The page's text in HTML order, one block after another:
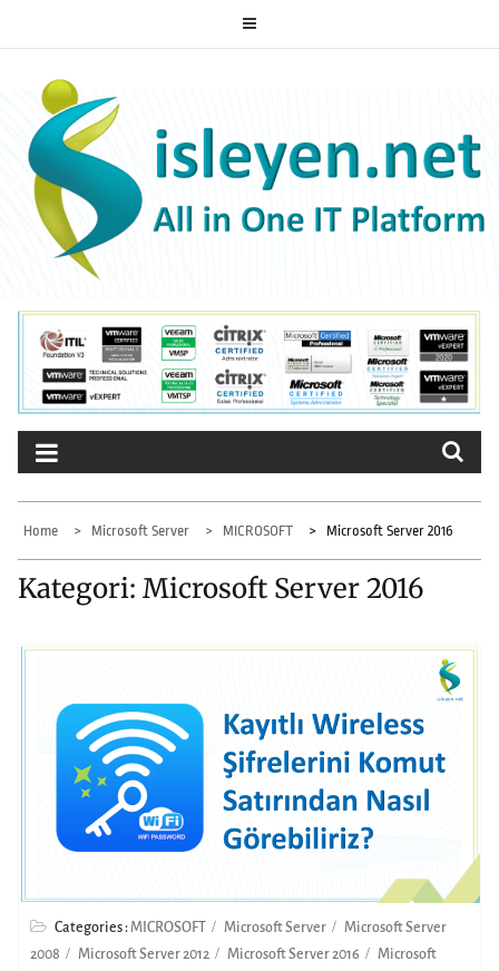
ISLEYEN.NET
All-in-One IT Platform
Home Microsoft Server MICROSOFT Microsoft Server 2016
Kategori: Microsoft Server 2016
Categories :MICROSOFT Microsoft Server
Microsoft Server
2008
Microsoft Server 2012 Microsoft Server 2016
Microsoft